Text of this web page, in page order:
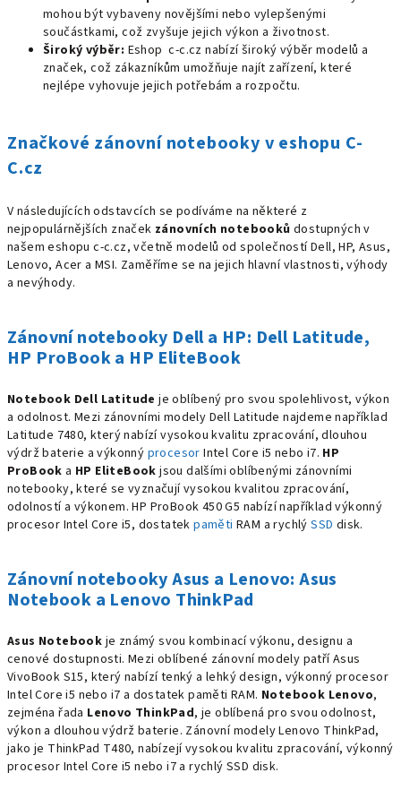
mohou být vybaveny novějšími nebo vylepšenými
součástkami, což zvyšuje jejich výkon a životnost.
Široký výběr: Eshop c-c.cz nabízí široký výběr modelů a
značek, což zákazníkům umožňuje najít zařízení, které
nejlépe vyhovuje jejich potřebám a rozpočtu.
Značkové zánovní notebooky v eshopu C-
C.cz
V následujících odstavcích se podíváme na některé z
nejpopulárnějších značek zánovních notebooků dostupných v
našem eshopu c-c.cz, včetně modelů od společností Dell, HP, Asus,
Lenovo, Acer a MSI. Zaměříme se na jejich hlavní vlastnosti, výhody
a nevýhody.
Zánovní notebooky Dell a HP: Dell Latitude,
HP ProBook a HP EliteBook
Notebook Dell Latitude je oblíbený pro svou spolehlivost, výkon
a odolnost. Mezi zánovními modely Dell Latitude najdeme například
Latitude 7480, který nabízí vysokou kvalitu zpracování, dlouhou
výdrž baterie a výkonný procesor Intel Core i5 nebo i7. HP
ProBook a HP EliteBook jsou dalšími oblíbenými zánovními
notebooky, které se vyznačují vysokou kvalitou zpracování,
odolností a výkonem. HP ProBook 450 G5 nabízí například výkonný
procesor Intel Core i5, dostatekpaměti RAM a rychlýSSD disk.
Zánovní notebooky Asus a Lenovo: Asus
Notebook a Lenovo ThinkPad
Asus Notebook je známý svou kombinací výkonu, designu a
cenové dostupnosti. Mezi oblíbené zánovní modely patří Asus
VivoBook S15, který nabízí tenký a lehký design, výkonný procesor
Intel Core i5 nebo i7 a dostatek paměti RAM. Notebook Lenovo,
zejména řada Lenovo ThinkPad, je oblíbená pro svou odolnost,
výkon a dlouhou výdrž baterie. Zánovní modely Lenovo ThinkPad,
jako je ThinkPad T480, nabízejí vysokou kvalitu zpracování, výkonný
procesor Intel Core i5 nebo i7 a rychlý SSD disk.